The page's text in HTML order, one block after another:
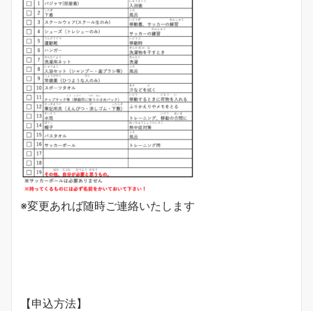
※変更あれば随時ご連絡いたします
【申込方法】